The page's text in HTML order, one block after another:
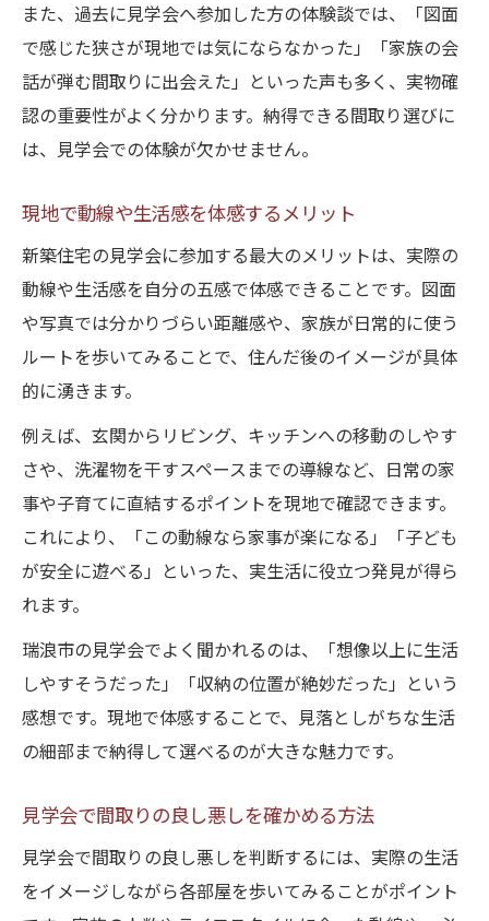
また、過去に見学会へ参加した方の体験談では、「図面
で感じた狭さが現地では気にならなかった」「家族の会
話が弾む間取りに出会えた」といった声も多く、実物確
認の重要性がよく分かります。納得できる間取り選びに
は、見学会での体験が欠かせません。
現地で動線や生活感を体感するメリット
新築住宅の見学会に参加する最大のメリットは、実際の
動線や生活感を自分の五感で体感できることです。図面
や写真では分かりづらい距離感や、家族が日常的に使う
ルートを歩いてみることで、住んだ後のイメージが具体
的に湧きます。
例えば、玄関からリビング、キッチンへの移動のしやす
さや、洗濯物を干すスペースまでの導線など、日常の家
事や子育てに直結するポイントを現地で確認できます。
これにより、「この動線なら家事が楽になる」「子ども
が安全に遊べる」といった、実生活に役立つ発見が得ら
れます。
瑞浪市の見学会でよく聞かれるのは、「想像以上に生活
しやすそうだった」「収納の位置が絶妙だった」という
感想です。現地で体感することで、見落としがちな生活
の細部まで納得して選べるのが大きな魅力です。
見学会で間取りの良し悪しを確かめる方法
見学会で間取りの良し悪しを判断するには、実際の生活
をイメージしながら各部屋を歩いてみることがポイント